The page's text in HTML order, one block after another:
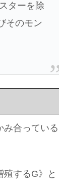
ターを除
そのモン
み合っている
するG》と